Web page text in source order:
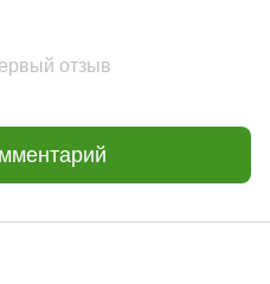
отзыв